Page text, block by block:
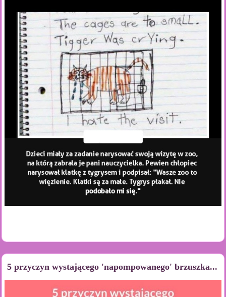
5 przyczyn wystającego 'napompowanego' brzuszka...